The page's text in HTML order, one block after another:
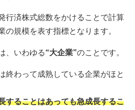
行済株式総数をかけることで計算
の規模を表す指標となります。
、いわゆる“大企業”のことです。
終わって成熟している企業がほと
することはあっても急成長するこ